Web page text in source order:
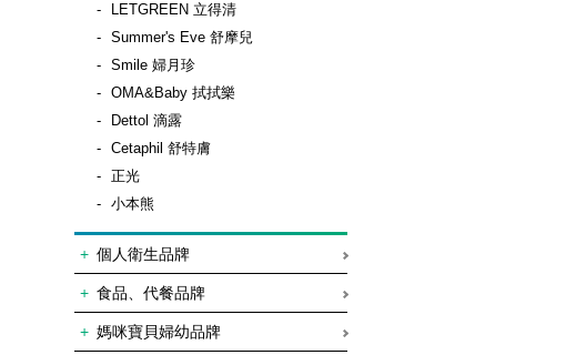
LETGREEN 立得清
Summer's Eve 舒摩兒
Smile 婦月珍
OMA&Baby 拭拭樂
Dettol 滴露
Cetaphil 舒特膚
正光
小本熊
個人衛生品牌
食品、代餐品牌
媽咪寶貝婦幼品牌